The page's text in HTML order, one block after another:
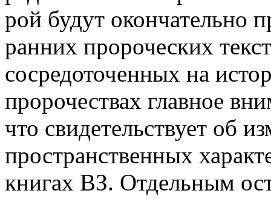
рой будут окончательно
ранних пророческих
сосредоточенных на
пророчествах главное
что свидетельствует об
пространственных
книгах ВЗ. Отдельным